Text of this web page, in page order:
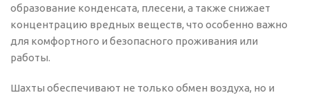
образование конденсата, плесени, а также снижает
концентрацию вредных веществ, что особенно важно
для комфортного и безопасного проживания или
работы.
Шахты обеспечивают не только обмен воздуха, но и